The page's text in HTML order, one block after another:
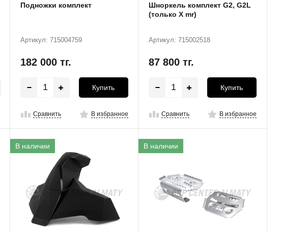
Подножки комплект
Артикул: 715004759
182 000 тг.
Купить
Сравнить В избранное
Шноркель комплект G2, G2L
(только X mr)
Артикул: 715002518
87 800 тг.
Купить
Сравнить В избранное
В наличии В наличии